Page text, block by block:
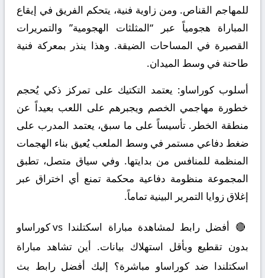
للمهاجم القناص. ومن زاوية فنية، يتحكم الفريق في إيقاع
المباراة هجومياً عبر “المثلثات الهجومية” والتمريرات
القصيرة في المساحات الضيقة. وهذا ينذر بمعركة فنية
طاحنة في وسط الميدان.
أسلوب كوراساو: يعتمد التكتيك على تمركز ذكي يُحجم
خطورة مهاجمي الخصم ويجبرهم على اللعب بعيداً عن
منطقة الخطر. تأسيساً على ما سبق، يعتمد المدرب على
ضغط دفاعي مستمر في وسط الملعب يُعيق بناء الهجمات
المنظمة للمنافس من بدايتها. وفي سياق متصل، تطبق
المجموعة منظومة دفاعية محكمة تمنع أي اختراق عبر
إغلاق زوايا التمرير البينية تماماً.
🔴 أفضل رابط لمشاهدة مباراة اسكتلندا vs كوراساو
بدون تقطيع وبأقل استهلاك بيانات. أين تشاهد مباراة
اسكتلندا ضد كوراساو مباشرة؟ إليك أفضل رابط بث